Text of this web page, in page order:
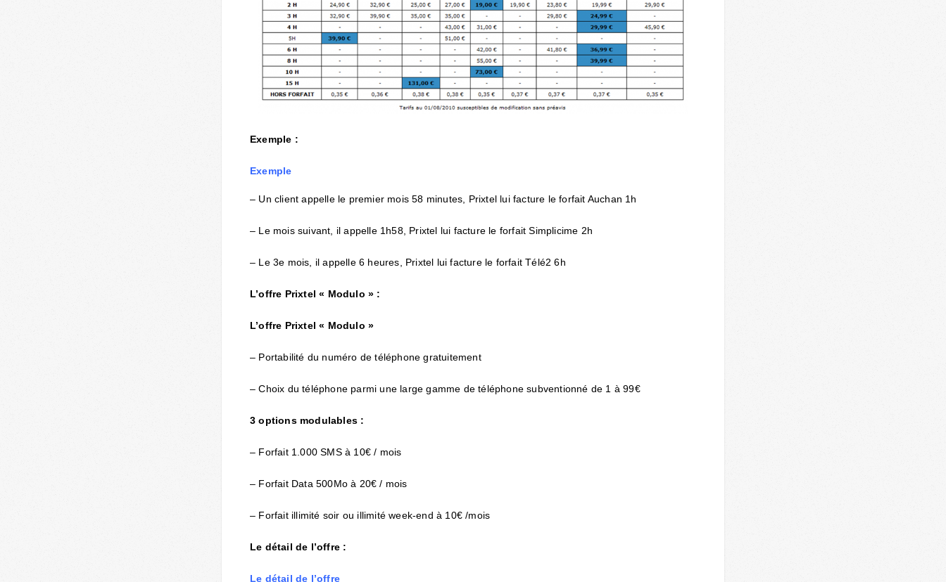
Exemple :
Exemple
– Un client appelle le premier mois 58 minutes, Prixtel lui facture le forfait Auchan 1h
– Le mois suivant, il appelle 1h58, Prixtel lui facture le forfait Simplicime 2h
– Le 3e mois, il appelle 6 heures, Prixtel lui facture le forfait Télé2 6h
L’offre Prixtel « Modulo » :
L’offre Prixtel « Modulo »
– Portabilité du numéro de téléphone gratuitement
– Choix du téléphone parmi une large gamme de téléphone subventionné de 1 à 99€
3 options modulables :
– Forfait 1.000 SMS à 10€ / mois
– Forfait Data 500Mo à 20€ / mois
– Forfait illimité soir ou illimité week-end à 10€ /mois
Le détail de l’offre :
Le détail de l’offre